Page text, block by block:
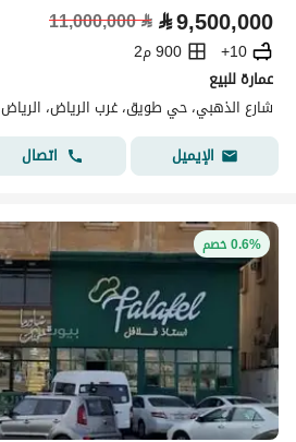
⃁9,500,000
⃁
11,000,000
10+
900 م2
عمارة للبيع
شارع الذهبي، حي طويق، غرب الرياض، الرياض
الإيميل
اتصال
0.6% خصم